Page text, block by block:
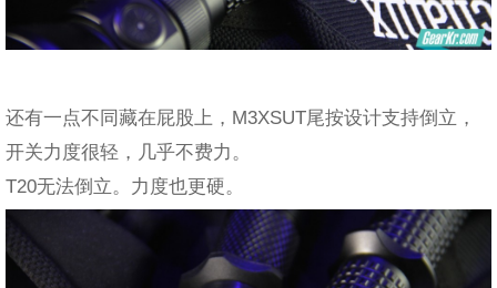
还有一点不同藏在屁股上，M3XSUT尾按设计支持倒立，
开关力度很轻，几乎不费力。
T20无法倒立。力度也更硬。